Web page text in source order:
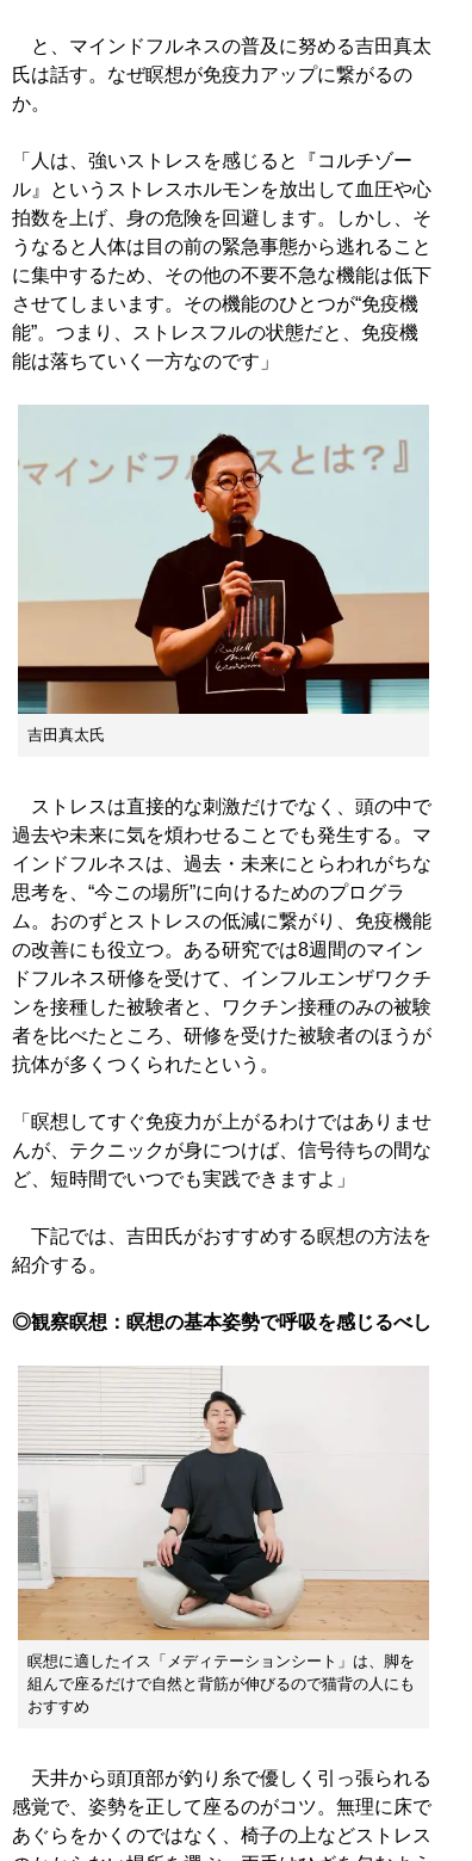
と、マインドフルネスの普及に努める吉田真太
氏は話す。なぜ瞑想が免疫力アップに繋がるの
か。
「人は、強いストレスを感じると『コルチゾー
ル』というストレスホルモンを放出して血圧や心
拍数を上げ、身の危険を回避します。しかし、そ
うなると人体は目の前の緊急事態から逃れること
に集中するため、その他の不要不急な機能は低下
させてしまいます。その機能のひとつが“免疫機
能”。つまり、ストレスフルの状態だと、免疫機
能は落ちていく一方なのです」
吉田真太氏
ストレスは直接的な刺激だけでなく、頭の中で
過去や未来に気を煩わせることでも発生する。マ
インドフルネスは、過去・未来にとらわれがちな
思考を、“今この場所”に向けるためのプログラ
ム。おのずとストレスの低減に繋がり、免疫機能
の改善にも役立つ。ある研究では8週間のマイン
ドフルネス研修を受けて、インフルエンザワクチ
ンを接種した被験者と、ワクチン接種のみの被験
者を比べたところ、研修を受けた被験者のほうが
抗体が多くつくられたという。
「瞑想してすぐ免疫力が上がるわけではありませ
んが、テクニックが身につけば、信号待ちの間な
ど、短時間でいつでも実践できますよ」
下記では、吉田氏がおすすめする瞑想の方法を
紹介する。
◎観察瞑想：瞑想の基本姿勢で呼吸を感じるべし
瞑想に適したイス「メディテーションシート」は、脚を
組んで座るだけで自然と背筋が伸びるので猫背の人にも
おすすめ
天井から頭頂部が釣り糸で優しく引っ張られる
感覚で、姿勢を正して座るのがコツ。無理に床で
あぐらをかくのではなく、椅子の上などストレス